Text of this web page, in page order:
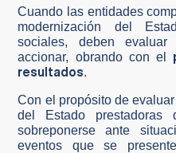
Cuando las entidades
modernización del
sociales, deben
accionar, obrando con el
resultados.
Con el propósito de
del Estado prestadoras
sobreponerse ante
eventos que se